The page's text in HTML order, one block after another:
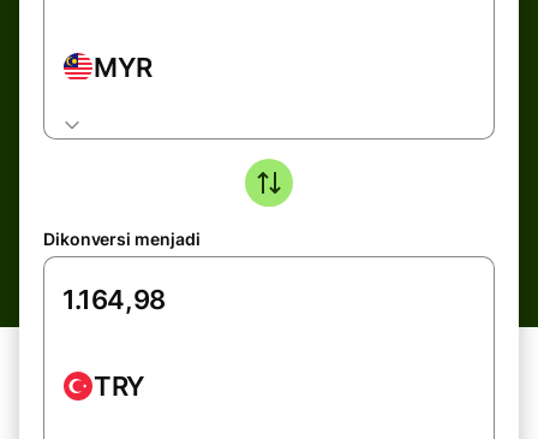
MYR
Dikonversi menjadi
TRY